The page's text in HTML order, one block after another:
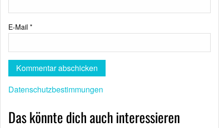
E-Mail *
Datenschutzbestimmungen
Das könnte dich auch interessieren